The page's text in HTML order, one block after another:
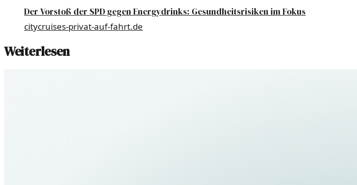
Der Vorstoß der SPD gegen Energydrinks: Gesundheitsrisiken im Fokus
citycruises-privat-auf-fahrt.de
Weiterlesen